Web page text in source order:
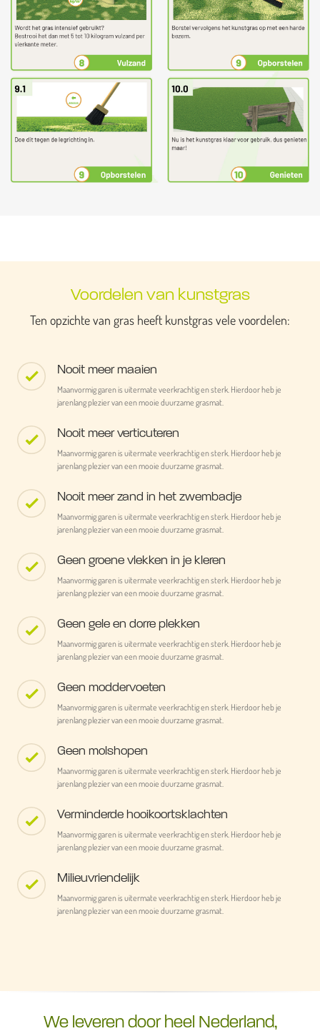
Voordelen van kunstgras
Ten opzichte van gras heeft kunstgras vele voordelen:
Nooit meer maaien
Maanvormig garen is uitermate veerkrachtig en sterk. Hierdoor heb je
jarenlang plezier van een mooie duurzame grasmat.
Nooit meer verticuteren
Maanvormig garen is uitermate veerkrachtig en sterk. Hierdoor heb je
jarenlang plezier van een mooie duurzame grasmat.
Nooit meer zand in het zwembadje
Maanvormig garen is uitermate veerkrachtig en sterk. Hierdoor heb je
jarenlang plezier van een mooie duurzame grasmat.
Geen groene vlekken in je kleren
Maanvormig garen is uitermate veerkrachtig en sterk. Hierdoor heb je
jarenlang plezier van een mooie duurzame grasmat.
Geen gele en dorre plekken
Maanvormig garen is uitermate veerkrachtig en sterk. Hierdoor heb je
jarenlang plezier van een mooie duurzame grasmat.
Geen moddervoeten
Maanvormig garen is uitermate veerkrachtig en sterk. Hierdoor heb je
jarenlang plezier van een mooie duurzame grasmat.
Geen molshopen
Maanvormig garen is uitermate veerkrachtig en sterk. Hierdoor heb je
jarenlang plezier van een mooie duurzame grasmat.
Verminderde hooikoortsklachten
Maanvormig garen is uitermate veerkrachtig en sterk. Hierdoor heb je
jarenlang plezier van een mooie duurzame grasmat.
Milieuvriendelijk
Maanvormig garen is uitermate veerkrachtig en sterk. Hierdoor heb je
jarenlang plezier van een mooie duurzame grasmat.
We leveren door heel Nederland,